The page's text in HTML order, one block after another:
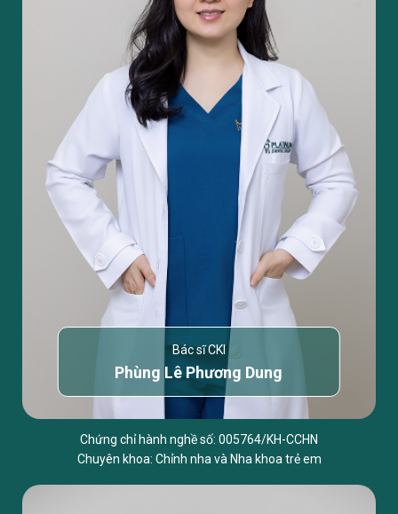
Bác sĩ CKI
Phùng Lê Phương Dung
Chứng chỉ hành nghề số: 005764/KH-CCHN
Chuyên khoa: Chỉnh nha và Nha khoa trẻ em